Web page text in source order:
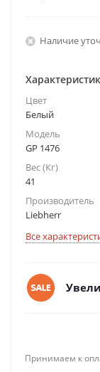
Наличие
Цвет
Белый
Модель
GP 1476
Вес (Кг)
41
Производитель
Liebherr
Все
Принимаем к